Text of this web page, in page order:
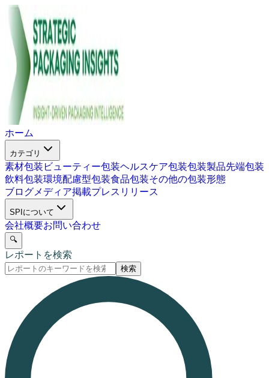
ホーム
カテゴリ
素材包装 ビューティー包装ヘルスケア包装包装製品先端包装
飲料包装環境配慮型包装食品包装その他の包装形態
ブログメディア掲載プレスリリース
SPIについて
会社概要お問い合わせ
🔍
レポートを検索
検索